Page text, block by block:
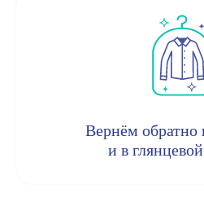
Вернём обратно
и в